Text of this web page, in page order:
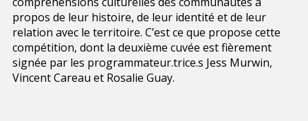
propos de leur histoire, de leur identité et de leur
relation avec le territoire. C’est ce que propose cette
compétition, dont la deuxième cuvée est fièrement
signée par les programmateur.trice.s Jess Murwin,
Vincent Careau et Rosalie Guay.